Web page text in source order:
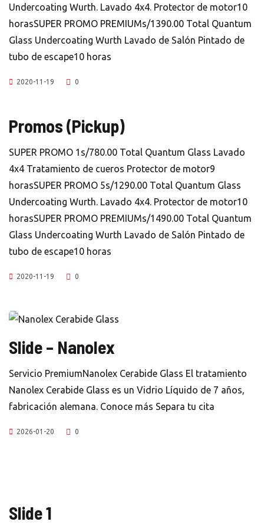
Undercoating Wurth. Lavado 4x4. Protector de motor10
horasSUPER PROMO PREMIUMs/1390.00 Total Quantum
Glass Undercoating Wurth Lavado de Salón Pintado de
tubo de escape10 horas
2020-11-19 0
Promos (Pickup)
SUPER PROMO 1s/780.00 Total Quantum Glass Lavado
4x4 Tratamiento de cueros Protector de motor9
horasSUPER PROMO 5s/1290.00 Total Quantum Glass
Undercoating Wurth. Lavado 4x4. Protector de motor10
horasSUPER PROMO PREMIUMs/1490.00 Total Quantum
Glass Undercoating Wurth Lavado de Salón Pintado de
tubo de escape10 horas
2020-11-19 0
Slide – Nanolex
Servicio PremiumNanolex Cerabide Glass El tratamiento
Nanolex Cerabide Glass es un Vidrio Líquido de 7 años,
fabricación alemana. Conoce más Separa tu cita
2026-01-20 0
Slide 1